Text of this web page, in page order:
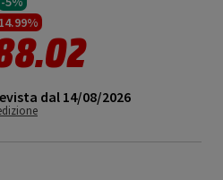
da
dal 14/08/2026